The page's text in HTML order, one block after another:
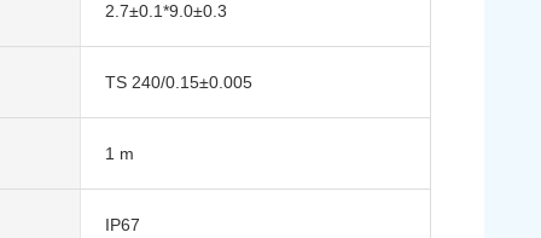
2.7±0.1*9.0±0.3
TS 240/0.15±0.005
1 m
IP67